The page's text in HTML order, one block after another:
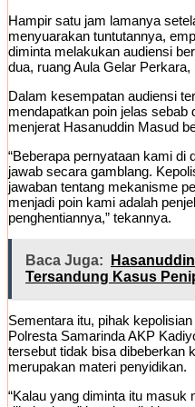
Hampir satu jam lamanya
menyuarakan tuntutannya,
diminta melakukan audiensi
dua, ruang Aula Gelar
Dalam kesempatan audiensi
mendapatkan poin jelas
menjerat Hasanuddin Masud
“Beberapa pernyataan kami di
jawab secara gamblang.
jawaban tentang mekanisme
menjadi poin kami adalah
penghentiannya,” tekannya.
Baca Juga:
Tersandung Kasus
Sementara itu, pihak
Polresta Samarinda AKP
tersebut tidak bisa dibeberkan
merupakan materi penyidikan.
“Kalau yang diminta itu masuk